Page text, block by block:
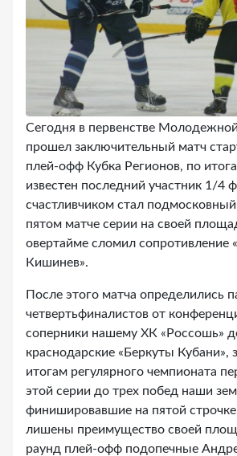
Сегодня в первенстве
прошел заключительный матч
плей-офф Кубка Регионов, по
известен последний участник 1/4
счастливчиком стал
пятом матче серии на своей
овертайме сломил сопротивление
Кишинев».
После этого матча определились
четвертьфиналистов от
соперники нашему ХК «Россошь»
краснодарские «Беркуты Кубани»,
итогам регулярного чемпионата
этой серии до трех побед наши
финишировавшие на пятой
лишены преимущество своей
раунд плей-офф подопечные